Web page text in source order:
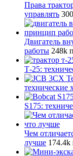
Права
управлять
Двигатель
работы 248k
Т-25:
технические
S175:
Чем
лучше 174.4k